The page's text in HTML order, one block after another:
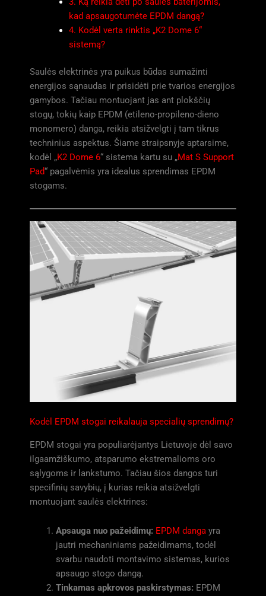
kad apsaugotumėte EPDM dangą?
4. Kodėl verta rinktis „K2 Dome 6“
sistemą?
Saulės elektrinės yra puikus būdas sumažinti
energijos sąnaudas ir prisidėti prie tvarios energijos
gamybos. Tačiau montuojant jas ant plokščių
stogų, tokių kaip EPDM (etileno-propileno-dieno
monomero) danga, reikia atsižvelgti į tam tikrus
techninius aspektus. Šiame straipsnyje aptarsime,
kodėl „K2 Dome 6“ sistema kartu su „Mat S Support
Pad“ pagalvėmis yra idealus sprendimas EPDM
stogams.
Kodėl EPDM stogai reikalauja specialių sprendimų?
EPDM stogai yra populiarėjantys Lietuvoje dėl savo
ilgaamžiškumo, atsparumo ekstremalioms oro
sąlygoms ir lankstumo. Tačiau šios dangos turi
specifinių savybių, į kurias reikia atsižvelgti
montuojant saulės elektrines:
Apsauga nuo pažeidimų: EPDM danga yra
jautri mechaniniams pažeidimams, todėl
svarbu naudoti montavimo sistemas, kurios
apsaugo stogo dangą.
Tinkamas apkrovos paskirstymas: EPDM